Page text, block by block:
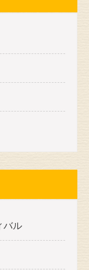
バル